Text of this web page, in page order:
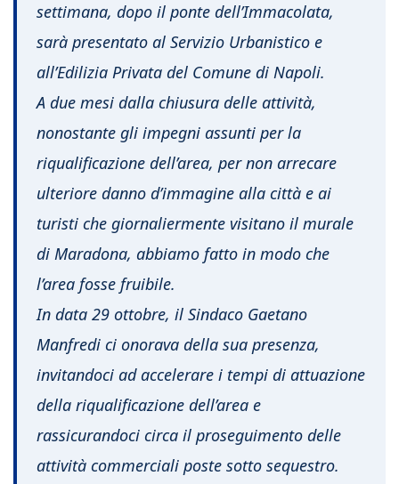
settimana, dopo il ponte dell’Immacolata,
sarà presentato al Servizio Urbanistico e
all’Edilizia Privata del Comune di Napoli.
A due mesi dalla chiusura delle attività,
nonostante gli impegni assunti per la
riqualificazione dell’area, per non arrecare
ulteriore danno d’immagine alla città e ai
turisti che giornaliermente visitano il murale
di Maradona, abbiamo fatto in modo che
l’area fosse fruibile.
In data 29 ottobre, il Sindaco Gaetano
Manfredi ci onorava della sua presenza,
invitandoci ad accelerare i tempi di attuazione
della riqualificazione dell’area e
rassicurandoci circa il proseguimento delle
attività commerciali poste sotto sequestro.